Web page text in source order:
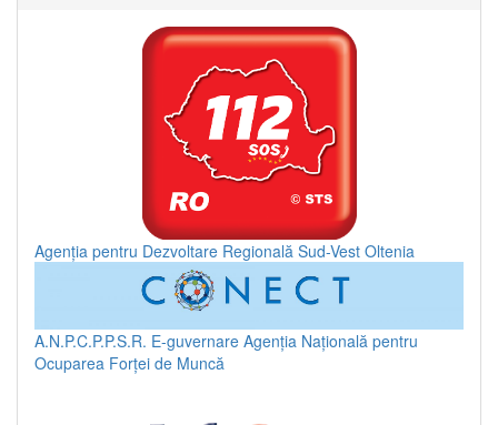
Agenția pentru Dezvoltare Regională Sud-Vest Oltenia
A.N.P.C.P.P.S.R. E-guvernare Agenția Națională pentru
Ocuparea Forței de Muncă